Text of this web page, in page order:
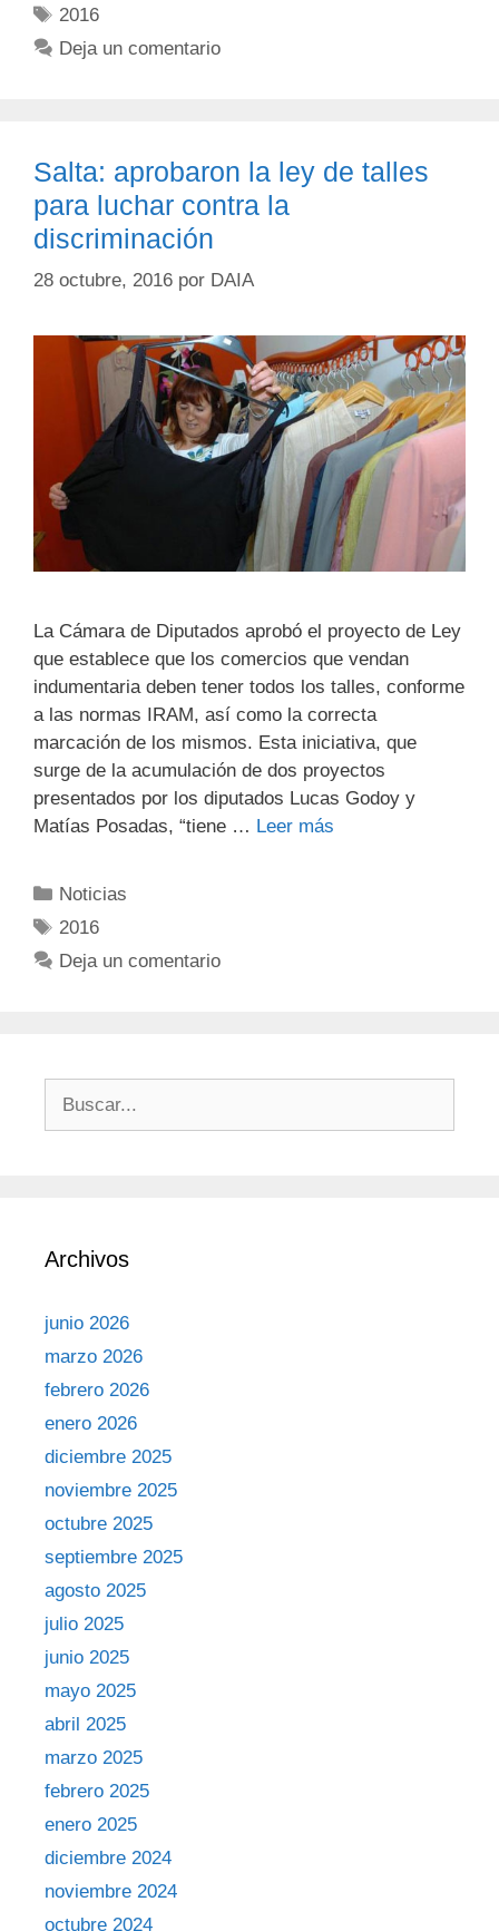
2016
Deja un comentario
Salta: aprobaron la ley de talles
para luchar contra la
discriminación
28 octubre, 2016 por DAIA
La Cámara de Diputados aprobó el proyecto de Ley
que establece que los comercios que vendan
indumentaria deben tener todos los talles, conforme
a las normas IRAM, así como la correcta
marcación de los mismos. Esta iniciativa, que
surge de la acumulación de dos proyectos
presentados por los diputados Lucas Godoy y
Matías Posadas, “tiene … Leer más
Noticias
2016
Deja un comentario
Archivos
junio 2026
marzo 2026
febrero 2026
enero 2026
diciembre 2025
noviembre 2025
octubre 2025
septiembre 2025
agosto 2025
julio 2025
junio 2025
mayo 2025
abril 2025
marzo 2025
febrero 2025
enero 2025
diciembre 2024
noviembre 2024
octubre 2024